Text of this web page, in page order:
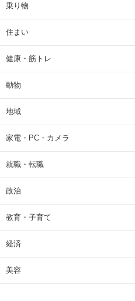
乗り物
住まい
健康・筋トレ
動物
地域
家電・PC・カメラ
就職・転職
政治
教育・子育て
経済
美容